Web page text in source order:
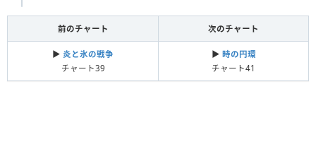
前のチャート 次のチャート
▶︎ 炎と氷の戦争
チャート39
▶︎ 時の円環
チャート41